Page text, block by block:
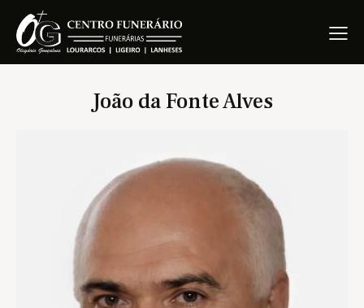
João da Fonte Alves